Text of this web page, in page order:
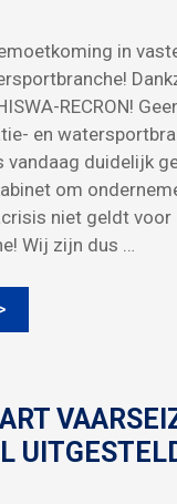
in
RECRON!
en
vandaag duidelijk
om
niet geldt voor
Wij zijn dus …